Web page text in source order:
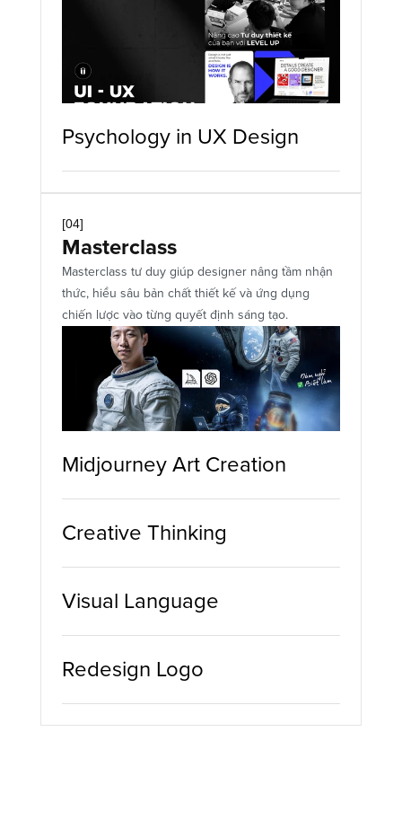
Psychology in UX Design
[04]
Masterclass
Masterclass tư duy giúp designer nâng tầm nhận
thức, hiểu sâu bản chất thiết kế và ứng dụng
chiến lược vào từng quyết định sáng tạo.
Midjourney Art Creation
Creative Thinking
Visual Language
Redesign Logo